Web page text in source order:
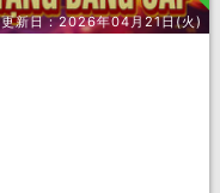
更新日：2026年04月21日(火)